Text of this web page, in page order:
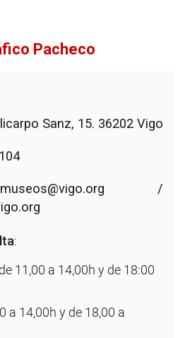
Pacheco
Sanz, 15. 36202 Vigo
/
:
11,00 a 14,00h y de 18:00
a 14,00h y de 18,00 a